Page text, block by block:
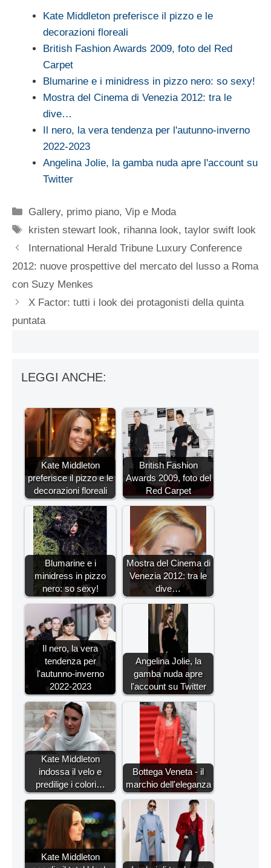
Kate Middleton preferisce il pizzo e le
decorazioni floreali
British Fashion Awards 2009, foto del Red
Carpet
Blumarine e i minidress in pizzo nero: so sexy!
Mostra del Cinema di Venezia 2012: tra le
dive…
Il nero, la vera tendenza per l'autunno-inverno
2022-2023
Angelina Jolie, la gamba nuda apre l'account su
Twitter
Categorie
Gallery, primo piano,Vip e Moda
Tag
kristen stewart look, rihanna look,taylor swift look
International Herald Tribune Luxury Conference
2012: nuove prospettive del mercato del lusso a Roma
con Suzy Menkes
X Factor: tutti i look dei protagonisti della quinta
puntata
LEGGI ANCHE:
Kate Middleton
preferisce il pizzo e le
decorazioni floreali
British Fashion
Awards 2009, foto del
Red Carpet
Blumarine e i
minidress in pizzo
nero: so sexy!
Mostra del Cinema di
Venezia 2012: tra le
dive…
Il nero, la vera
tendenza per
l'autunno-inverno
2022-2023
Angelina Jolie, la
gamba nuda apre
l'account su Twitter
Kate Middleton
indossa il velo e
predilige i colori…
Bottega Veneta - il
marchio dell'eleganza
Kate Middleton